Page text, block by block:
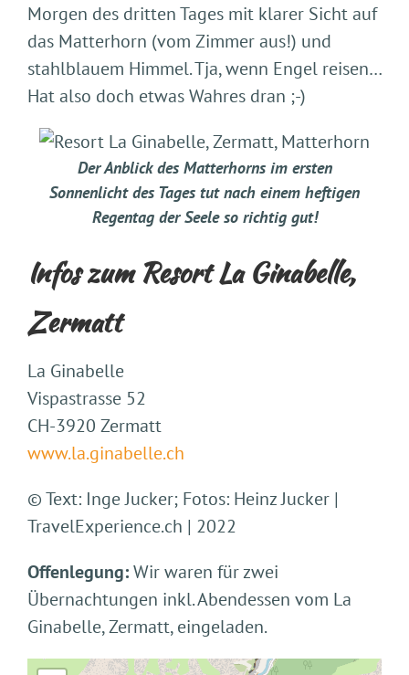
Morgen des dritten Tages mit klarer Sicht auf
das Matterhorn (vom Zimmer aus!) und
stahlblauem Himmel. Tja, wenn Engel reisen…
Hat also doch etwas Wahres dran ;-)
Der Anblick des Matterhorns im ersten
Sonnenlicht des Tages tut nach einem heftigen
Regentag der Seele so richtig gut!
Infos zum Resort La Ginabelle,
Zermatt
La Ginabelle
Vispastrasse 52
CH-3920 Zermatt
www.la.ginabelle.ch
© Text: Inge Jucker; Fotos: Heinz Jucker |
TravelExperience.ch | 2022
Offenlegung:Wir waren für zwei
Übernachtungen inkl. Abendessen vom La
Ginabelle, Zermatt, eingeladen.